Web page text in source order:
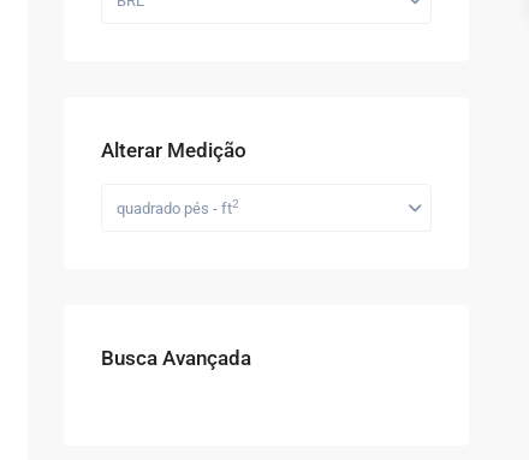
Alterar Medição
quadrado pés - ft2
Busca Avançada